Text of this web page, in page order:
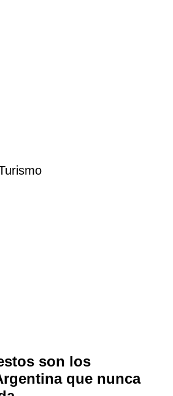
son los
que nunca